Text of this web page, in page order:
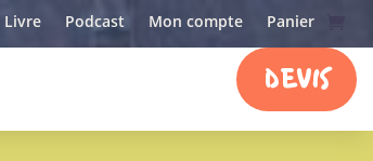
Livre Podcast Mon compte Panier
DEVIS